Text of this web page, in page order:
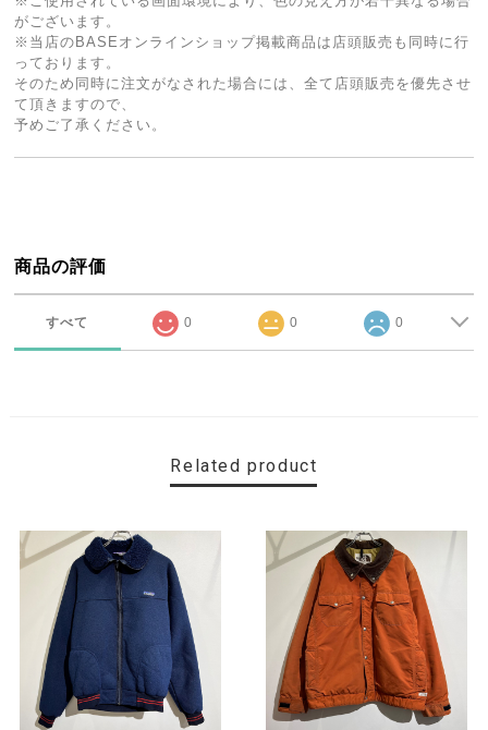
がございます。
※当店のBASEオンラインショップ掲載商品は店頭販売も同時に行
っております。
そのため同時に注文がなされた場合には、全て店頭販売を優先させ
て頂きますので、
予めご了承ください。
商品の評価
すべて 0 0 0
Related product